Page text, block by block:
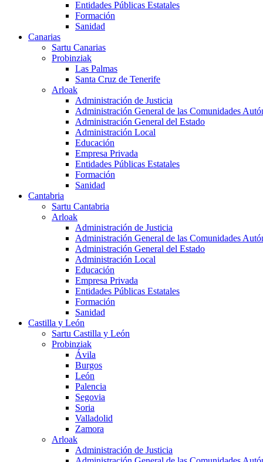
Entidades Públicas Estatales
Formación
Sanidad
Canarias
Sartu Canarias
Probinziak
Las Palmas
Santa Cruz de Tenerife
Arloak
Administración de Justicia
Administración General de las Comunidades
Administración General del Estado
Administración Local
Educación
Empresa Privada
Entidades Públicas Estatales
Formación
Sanidad
Cantabria
Sartu Cantabria
Arloak
Administración de Justicia
Administración General de las Comunidades
Administración General del Estado
Administración Local
Educación
Empresa Privada
Entidades Públicas Estatales
Formación
Sanidad
Castilla y León
Sartu Castilla y León
Probinziak
Ávila
Burgos
León
Palencia
Segovia
Soria
Valladolid
Zamora
Arloak
Administración de Justicia